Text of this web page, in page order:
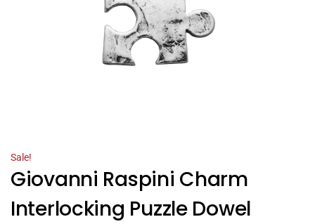
Sale!
Giovanni Raspini Charm
Interlocking Puzzle Dowel